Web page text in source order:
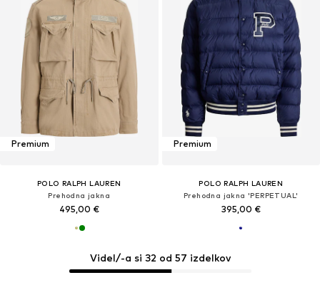
Premium
POLO RALPH LAUREN
Prehodna jakna
495,00 €
Premium
POLO RALPH LAUREN
Prehodna jakna 'PERPETUAL'
395,00 €
Videl/-a si 32 od 57 izdelkov